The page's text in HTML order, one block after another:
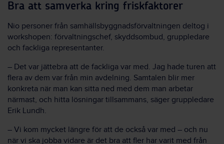
Bra att samverka kring friskfaktorer
Nio personer från samhällsbyggnadsförvaltningen deltog i
workshopen: förvaltningschef, skyddsombud, gruppledare
och fackliga representanter.
– Det var jättebra att de fackliga var med. Jag hade turen att
flera av dem var från min avdelning. Samtalen blir mer
konkreta när man kan sitta ned med dem man arbetar
närmast, och hitta lösningar tillsammans, säger gruppledare
Erik Lundh.
– Vi kom mycket längre för att de också var med – och nu
när vi ska jobba vidare är det bra att fler har varit med från